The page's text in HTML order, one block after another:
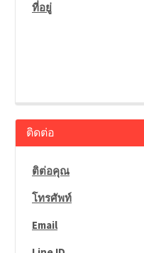
ที่อยู่
ติดต่อ
ติต่อคุณ
โทรศัพท์
Email